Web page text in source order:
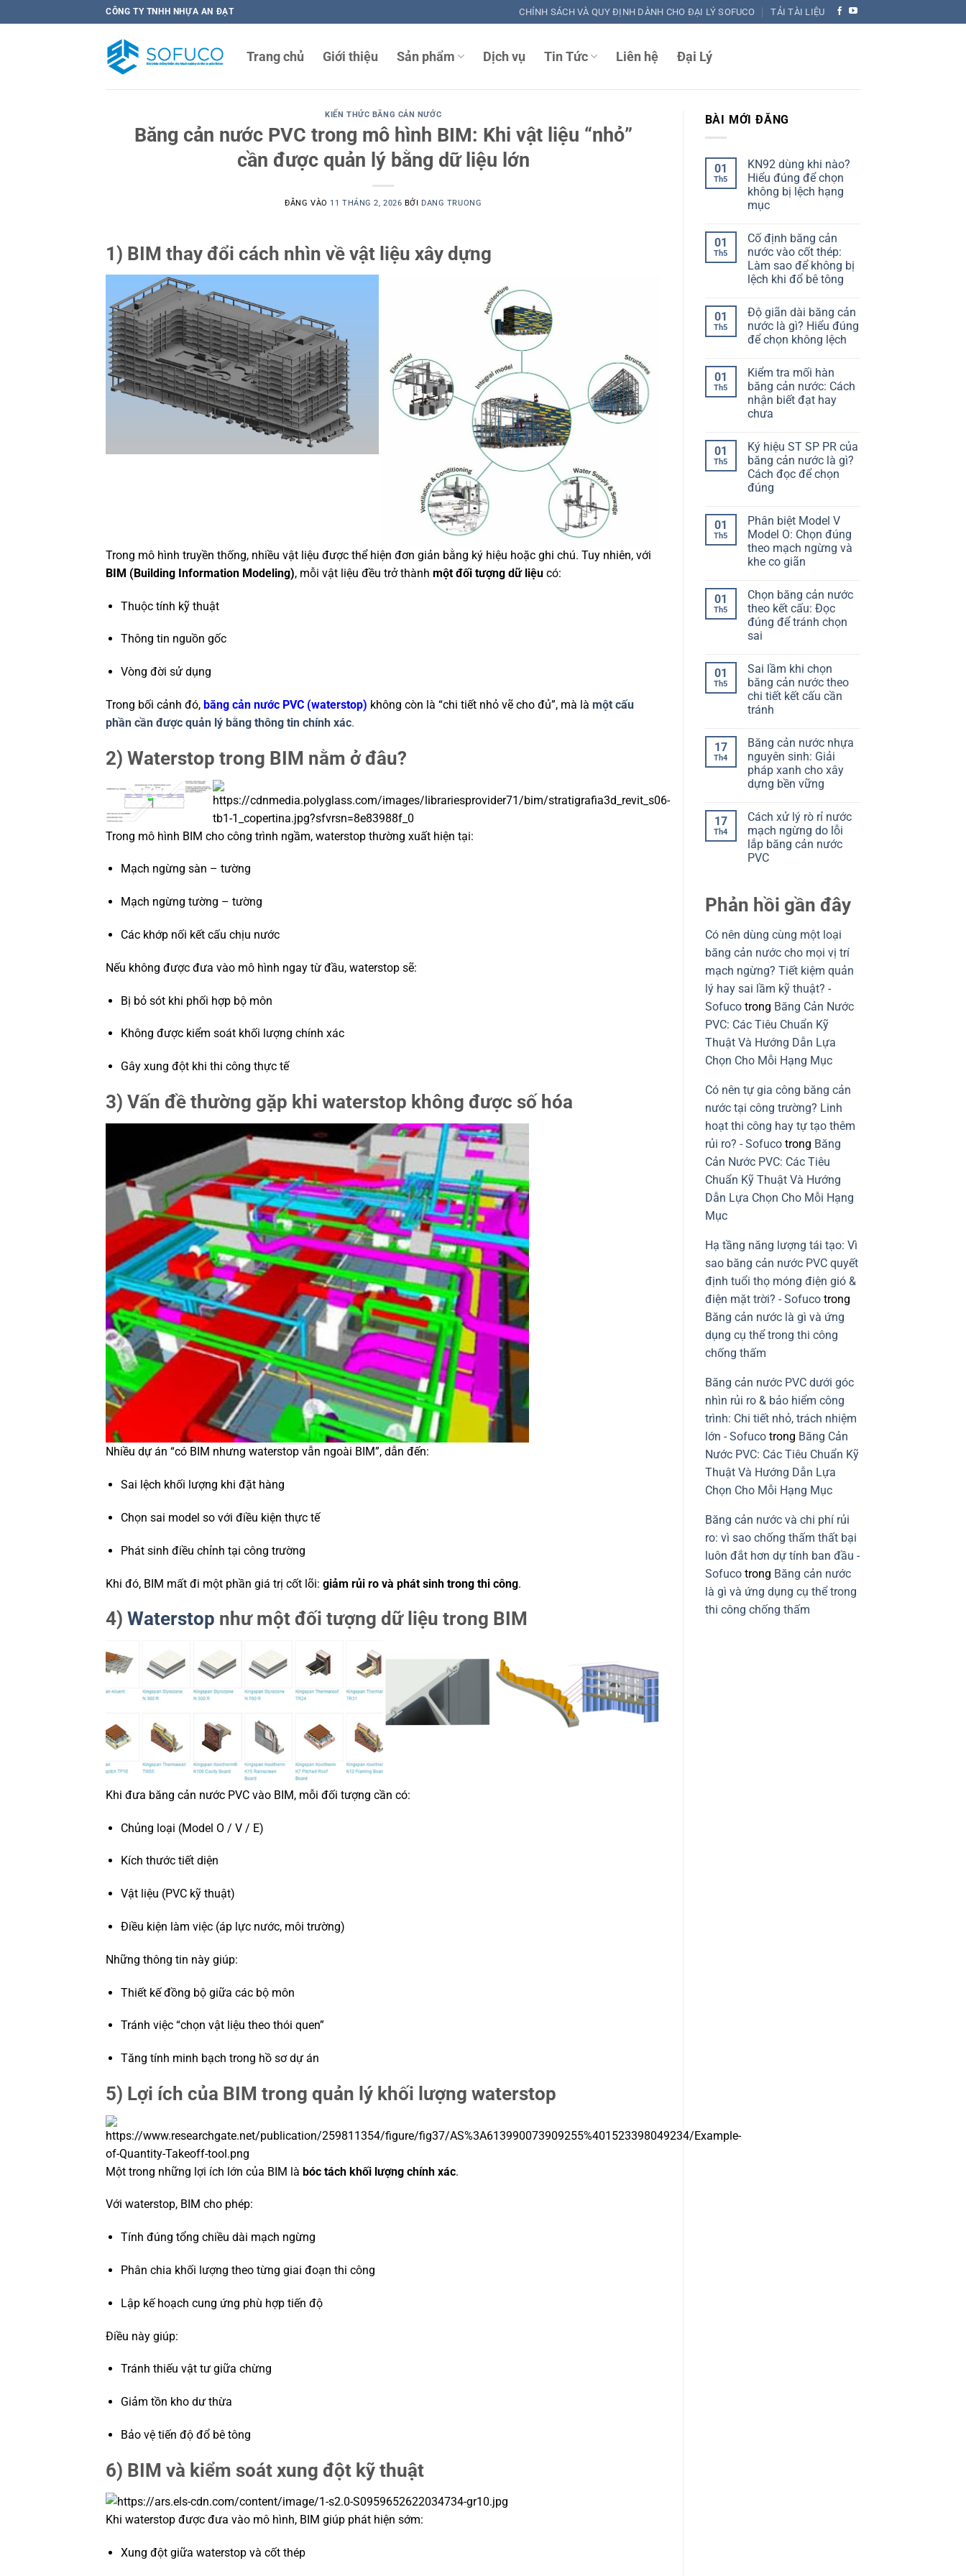
qua
CÔNG TY TNHH NHỰA AN ĐẠT CHÍNH SÁCH VÀ QUY ĐỊNH DÀNH CHO ĐẠI LÝ SOFUCO TẢI TÀI LIỆU
Trang chủ Giới thiệu Sản phẩm Dịch vụ Tin Tức Liên hệ Đại Lý
KIẾN THỨC BĂNG CẢN NƯỚC
Băng cản nước PVC trong mô hình BIM: Khi vật liệu “nhỏ”
cần được quản lý bằng dữ liệu lớn
ĐĂNG VÀO 11 THÁNG 2, 2026 BỞI DANG TRUONG
1) BIM thay đổi cách nhìn về vật liệu xây dựng
Trong mô hình truyền thống, nhiều vật liệu được thể hiện đơn giản bằng ký hiệu hoặc ghi chú. Tuy nhiên, với
BIM (Building Information Modeling), mỗi vật liệu đều trở thành một đối tượng dữ liệu có:
Thuộc tính kỹ thuật
Thông tin nguồn gốc
Vòng đời sử dụng
Trong bối cảnh đó, băng cản nước PVC (waterstop) không còn là “chi tiết nhỏ vẽ cho đủ”, mà là một cấu
phần cần được quản lý bằng thông tin chính xác.
2) Waterstop trong BIM nằm ở đâu?
Trong mô hình BIM cho công trình ngầm, waterstop thường xuất hiện tại:
Mạch ngừng sàn – tường
Mạch ngừng tường – tường
Các khớp nối kết cấu chịu nước
Nếu không được đưa vào mô hình ngay từ đầu, waterstop sẽ:
Bị bỏ sót khi phối hợp bộ môn
Không được kiểm soát khối lượng chính xác
Gây xung đột khi thi công thực tế
3) Vấn đề thường gặp khi waterstop không được số hóa
Nhiều dự án “có BIM nhưng waterstop vẫn ngoài BIM”, dẫn đến:
Sai lệch khối lượng khi đặt hàng
Chọn sai model so với điều kiện thực tế
Phát sinh điều chỉnh tại công trường
Khi đó, BIM mất đi một phần giá trị cốt lõi: giảm rủi ro và phát sinh trong thi công.
4) Waterstop như một đối tượng dữ liệu trong BIM
Khi đưa băng cản nước PVC vào BIM, mỗi đối tượng cần có:
Chủng loại (Model O / V / E)
Kích thước tiết diện
Vật liệu (PVC kỹ thuật)
Điều kiện làm việc (áp lực nước, môi trường)
Những thông tin này giúp:
Thiết kế đồng bộ giữa các bộ môn
Tránh việc “chọn vật liệu theo thói quen”
Tăng tính minh bạch trong hồ sơ dự án
5) Lợi ích của BIM trong quản lý khối lượng waterstop
Một trong những lợi ích lớn của BIM là bóc tách khối lượng chính xác.
Với waterstop, BIM cho phép:
Tính đúng tổng chiều dài mạch ngừng
Phân chia khối lượng theo từng giai đoạn thi công
Lập kế hoạch cung ứng phù hợp tiến độ
Điều này giúp:
Tránh thiếu vật tư giữa chừng
Giảm tồn kho dư thừa
Bảo vệ tiến độ đổ bê tông
6) BIM và kiểm soát xung đột kỹ thuật
Khi waterstop được đưa vào mô hình, BIM giúp phát hiện sớm:
Xung đột giữa waterstop và cốt thép
BÀI MỚI ĐĂNG
01
Th5
KN92 dùng khi nào?
Hiểu đúng để chọn
không bị lệch hạng
mục
bình
luận
ở
KN92
dùng
khi
đúng
để
chọn
không
hạng
mục
01
Th5
Cố định băng cản
nước vào cốt thép:
Làm sao để không bị
lệch khi đổ bê tông
bình
luận
ở
Cố
cản
nước
vào
cốt
thép:
Làm
không
bị
lệch
khi
đổ
bê
01
Th5
Độ giãn dài băng cản
nước là gì? Hiểu đúng
để chọn không lệch
bình
luận
ở
Độ
giãn
dài
nước
là
gì?
Hiểu
đúng
để
lệch
01
Th5
Kiểm tra mối hàn
băng cản nước: Cách
nhận biết đạt hay
chưa
bình
luận
ở
Kiểm
tra
mối
cản
nước:
Cách
nhận
biết
đạt
01
Th5
Ký hiệu ST SP PR của
băng cản nước là gì?
Cách đọc để chọn
đúng
bình
luận
ở
Ký
hiệu
ST
của
băng
cản
nước
là
gì?
để
chọn
đúng
01
Th5
Phân biệt Model V
Model O: Chọn đúng
theo mạch ngừng và
khe co giãn
bình
luận
ở
Phân
biệt
Model
O:
Chọn
đúng
theo
mạch
ngừng
co
giãn
01
Th5
Chọn băng cản nước
theo kết cấu: Đọc
đúng để tránh chọn
sai
bình
luận
ở
Chọn
băng
cản
kết
cấu:
Đọc
đúng
để
tránh
01
Th5
Sai lầm khi chọn
băng cản nước theo
chi tiết kết cấu cần
tránh
bình
luận
ở
Sai
lầm
khi
cản
nước
theo
chi
tiết
kết
17
Th4
Băng cản nước nhựa
nguyên sinh: Giải
pháp xanh cho xây
dựng bền vững
bình
luận
ở
Băng
cản
nước
Giải
pháp
cho
xây
bền
vững
17
Th4
Cách xử lý rò rỉ nước
mạch ngừng do lỗi
lắp băng cản nước
PVC
luận
xử
lý
rỉ
nước
mạch
ngừng
do
lỗi
lắp
băng
cản
nước
PVC
Phản hồi gần đây
Có nên dùng cùng một loại
băng cản nước cho mọi vị trí
mạch ngừng? Tiết kiệm quản
lý hay sai lầm kỹ thuật? -
Sofucotrong Băng Cản Nước
PVC: Các Tiêu Chuẩn Kỹ
Thuật Và Hướng Dẫn Lựa
Chọn Cho Mỗi Hạng Mục
Có nên tự gia công băng cản
nước tại công trường? Linh
hoạt thi công hay tự tạo thêm
rủi ro? - Sofucotrong Băng
Cản Nước PVC: Các Tiêu
Chuẩn Kỹ Thuật Và Hướng
Dẫn Lựa Chọn Cho Mỗi Hạng
Mục
Hạ tầng năng lượng tái tạo: Vì
sao băng cản nước PVC quyết
định tuổi thọ móng điện gió &
điện mặt trời? - Sofucotrong
Băng cản nước là gì và ứng
dụng cụ thể trong thi công
chống thấm
Băng cản nước PVC dưới góc
nhìn rủi ro & bảo hiểm công
trình: Chi tiết nhỏ, trách nhiệm
lớn - Sofucotrong Băng Cản
Nước PVC: Các Tiêu Chuẩn Kỹ
Thuật Và Hướng Dẫn Lựa
Chọn Cho Mỗi Hạng Mục
Băng cản nước và chi phí rủi
ro: vì sao chống thấm thất bại
luôn đắt hơn dự tính ban đầu -
Sofucotrong Băng cản nước
là gì và ứng dụng cụ thể trong
thi công chống thấm